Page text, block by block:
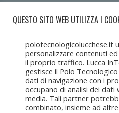
QUESTO SITO WEB UTILIZZA I
polotecnologicolucchese.it
personalizzare contenuti
il proprio traffico. Lucca
gestisce il Polo
dati di navigazione con i
occupano di analisi dei dati
media. Tali partner
combinato, insieme ad